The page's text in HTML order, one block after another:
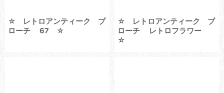
☆ レトロアンティーク ブ
ローチ 67 ☆
☆ レトロアンティーク ブ
ローチ レトロフラワー
☆